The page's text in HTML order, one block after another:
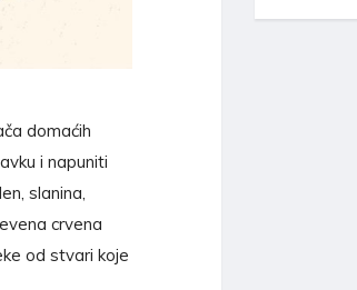
domaćih
i napuniti
slanina,
crvena
od stvari koje